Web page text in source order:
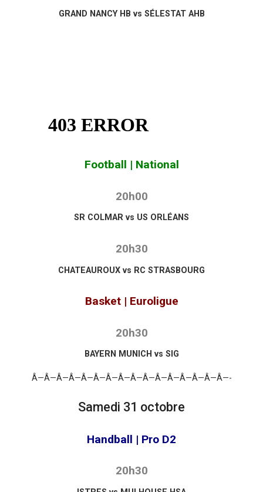
GRAND NANCY HB vs SÉLESTAT AHB
Football | National
20h00
SR COLMAR vs US ORLÉANS
20h30
CHATEAUROUX vs RC STRASBOURG
Basket | Euroligue
20h30
BAYERN MUNICH vs SIG
Â—Â—Â—Â—Â—Â—Â—Â—Â—Â—Â—Â—Â—Â—Â—Â—-
Samedi 31 octobre
Handball | Pro D2
20h30